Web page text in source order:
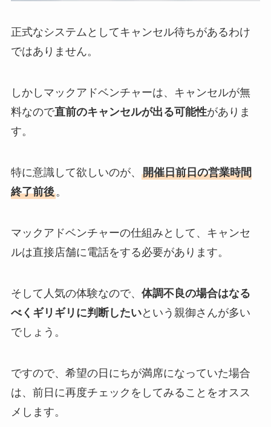
正式なシステムとしてキャンセル待ちがあるわけ
ではありません。
しかしマックアドベンチャーは、キャンセルが無
料なので直前のキャンセルが出る可能性がありま
す。
特に意識して欲しいのが、 開催日前日の営業時間
終了前後。
マックアドベンチャーの仕組みとして、キャンセ
ルは直接店舗に電話をする必要があります。
そして人気の体験なので、 体調不良の場合はなる
べくギリギリに判断したいという親御さんが多い
でしょう。
ですので、希望の日にちが満席になっていた場合
は、前日に再度チェックをしてみることをオスス
メします。